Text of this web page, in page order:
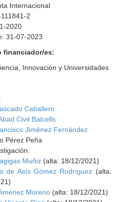
Internacional
2
2020
31-07-2023
financiador/es:
Innovación y Universidades
Caballero
Civit Balcells
Jiménez Fernández
Pérez Peña
Muñiz(alta: 18/12/2021)
de Asís Gómez Rodríguez (alta:
Moreno(alta: 18/12/2021)